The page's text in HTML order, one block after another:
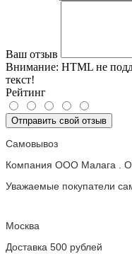
Ваш отзыв
Внимание: HTML не
текст!
Рейтинг
Отправить свой отзыв
Самовывоз
Компания ООО Малага .
Уважаемые покупатели
Москва
Доставка 500 рублей